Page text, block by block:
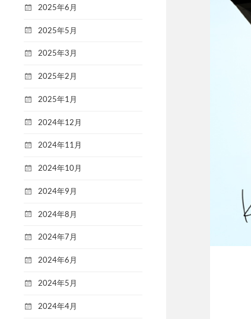
2025年6月
2025年5月
2025年3月
2025年2月
2025年1月
2024年12月
2024年11月
2024年10月
2024年9月
2024年8月
2024年7月
2024年6月
2024年5月
2024年4月